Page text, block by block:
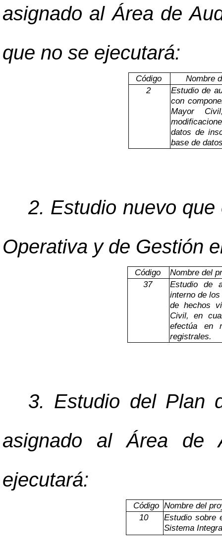
asignado al Área de
que no se ejecutará:
Código
Nombre
2
Estudio de
con
Mayor
datos de
base de
2. Estudio nuevo
Operativa y de Gestión
Código
Nombre del
37
Estudio de
interno de
de hechos
Civil, en
efectúa en
registrales.
3. Estudio del Plan
asignado al Área de
ejecutará:
Código Nombre del
10
Estudio sobre
Sistema